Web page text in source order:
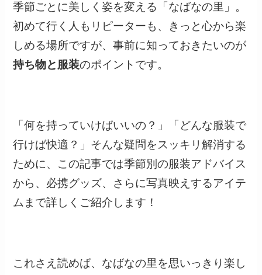
季節ごとに美しく姿を変える「なばなの里」。
初めて行く人もリピーターも、きっと心から楽
しめる場所ですが、事前に知っておきたいのが
持ち物と服装のポイントです。
「何を持っていけばいいの？」「どんな服装で
行けば快適？」そんな疑問をスッキリ解消する
ために、この記事では季節別の服装アドバイス
から、必携グッズ、さらに写真映えするアイテ
ムまで詳しくご紹介します！
これさえ読めば、なばなの里を思いっきり楽し